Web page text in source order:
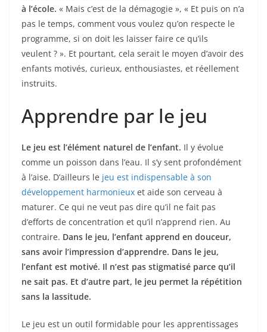
à l’école. « Mais c’est de la démagogie », « Et puis on n’a
pas le temps, comment vous voulez qu’on respecte le
programme, si on doit les laisser faire ce qu’ils
veulent ? ». Et pourtant, cela serait le moyen d’avoir des
enfants motivés, curieux, enthousiastes, et réellement
instruits.
Apprendre par le jeu
Le jeu est l’élément naturel de l’enfant. Il y évolue
comme un poisson dans l’eau. Il s’y sent profondément
à l’aise. D’ailleurs le jeu est indispensable à son
développement harmonieux et aide son cerveau à
maturer. Ce qui ne veut pas dire qu’il ne fait pas
d’efforts de concentration et qu’il n’apprend rien. Au
contraire. Dans le jeu, l’enfant apprend en douceur,
sans avoir l’impression d’apprendre. Dans le jeu,
l’enfant est motivé. Il n’est pas stigmatisé parce qu’il
ne sait pas. Et d’autre part, le jeu permet la répétition
sans la lassitude.
Le jeu est un outil formidable pour les apprentissages